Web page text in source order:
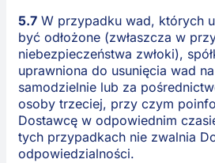
5.7W przypadku wad, których
być odłożone (zwłaszcza w
niebezpieczeństwa zwłoki),
uprawniona do usunięcia wad
samodzielnie lub za
osoby trzeciej, przy czym
Dostawcę w odpowiednim
tych przypadkach nie zwalnia
odpowiedzialności.